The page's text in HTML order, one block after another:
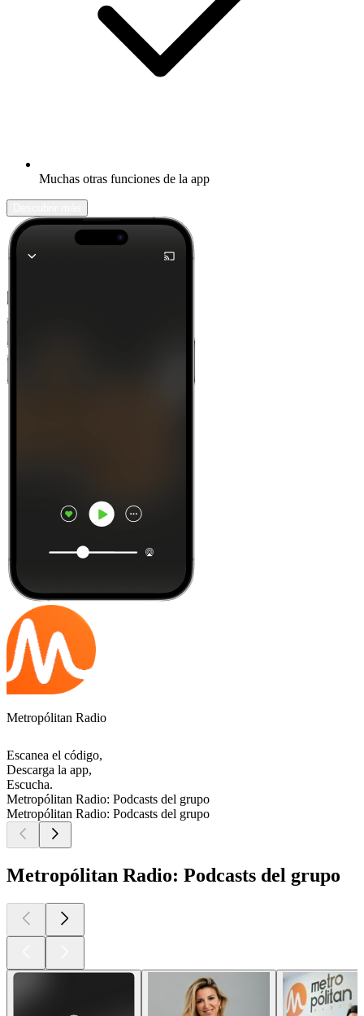
Muchas otras funciones de la app
Metropólitan Radio
Escanea el código,
Descarga la app,
Escucha.
Metropólitan Radio: Podcasts del grupo
Metropólitan Radio: Podcasts del grupo
Metropólitan Radio: Podcasts del grupo